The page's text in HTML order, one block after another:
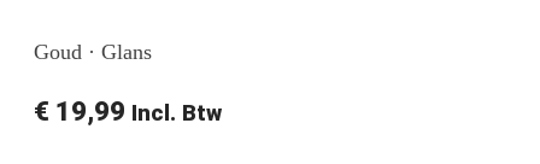
Goud · Glans
€ 19,99 Incl. Btw